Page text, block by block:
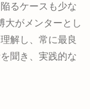
るケースも少な
大がメンターとし
解し、常に最良
聞き、実践的な